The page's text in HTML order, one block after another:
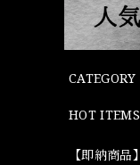
CATEGORY
HOT ITEMS
【即納商品】